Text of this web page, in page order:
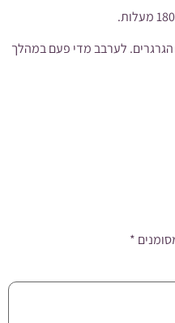
הגרגרים. לערבב מדי פעם במהלך
*